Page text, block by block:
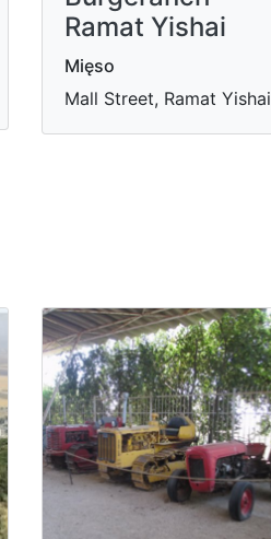
Ramat Yishai
Mięso
Mall Street, Ramat Yishai